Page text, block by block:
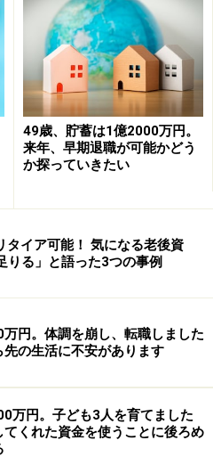
障内容
歳から10年確定、年額130万
込終了、死亡保障200万円）
終身払い、入院5000円、が
毎月の保険料5600円
いて
バイス
全リタイアをしても問題は
環境にいかに適応するか
＞＞
49歳、貯蓄は1億2000万円。
来年、早期退職が可能かどう
か探っていきたい
タイア可能！ 気になる老後資
りる」と語った3つの事例
円。体調を崩し、転職しました
先の生活に不安があります
万円。子ども3人を育てました
てくれた資金を使うことに後ろめ